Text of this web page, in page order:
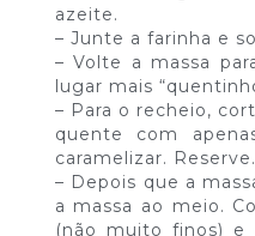
azeite.
– Junte a farinha e
– Volte a massa
lugar mais
– Para o recheio,
quente com
caramelizar. Reserve.
– Depois que a
a massa ao meio.
(não muito finos) e